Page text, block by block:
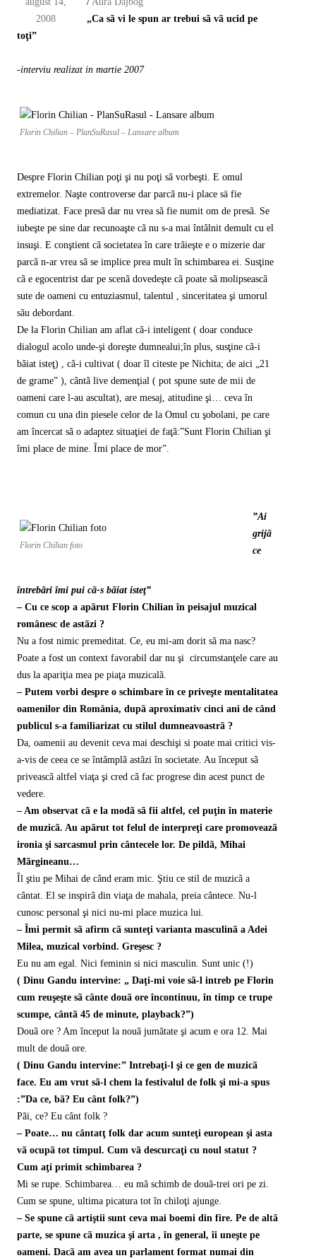
2008
„Ca sã vi le spun ar trebui sã vã ucid pe
toţi”
-interviu realizat in martie 2007
Florin Chilian – PlanSuRasul – Lansare album
Despre Florin Chilian poţi şi nu poţi sã vorbeşti. E omul
extremelor. Naşte controverse dar parcã nu-i place sä fie
mediatizat. Face presã dar nu vrea sã fie numit om de presã. Se
iubeşte pe sine dar recunoaşte cã nu s-a mai întâlnit demult cu el
insuşi. E conştient cã societatea în care trãieşte e o mizerie dar
parcã n-ar vrea sã se implice prea mult în schimbarea ei. Susţine
cã e egocentrist dar pe scenã dovedeşte cã poate sã molipseascã
sute de oameni cu entuziasmul, talentul , sinceritatea şi umorul
sãu debordant.
De la Florin Chilian am aflat cã-i inteligent ( doar conduce
dialogul acolo unde-şi doreşte dumnealui;în plus, susţine cã-i
bãiat isteţ) , cã-i cultivat ( doar îl citeste pe Nichita; de aici „21
de grame” ), cântã live demenţial ( pot spune sute de mii de
oameni care l-au ascultat), are mesaj, atitudine şi… ceva în
comun cu una din piesele celor de la Omul cu şobolani, pe care
am încercat sã o adaptez situaţiei de faţã:”Sunt Florin Chilian şi
îmi place de mine. Îmi place de mor”.
Florin Chilian foto
”Ai
grijã
ce
întrebãri îmi pui cã-s bãiat isteţ”
– Cu ce scop a apãrut Florin Chilian în peisajul muzical
românesc de astãzi ?
Nu a fost nimic premeditat. Ce, eu mi-am dorit sã ma nasc?
Poate a fost un context favorabil dar nu şi circumstanţele care au
dus la apariţia mea pe piaţa muzicalã.
– Putem vorbi despre o schimbare în ce priveşte mentalitatea
oamenilor din România, dupã aproximativ cinci ani de când
publicul s-a familiarizat cu stilul dumneavoastrã ?
Da, oamenii au devenit ceva mai deschişi si poate mai critici vis-
a-vis de ceea ce se întâmplã astãzi în societate. Au început sã
priveascã altfel viaţa şi cred cã fac progrese din acest punct de
vedere.
– Am observat cã e la modã sã fii altfel, cel puţin în materie
de muzicã. Au apãrut tot felul de interpreţi care promoveazã
ironia şi sarcasmul prin cântecele lor. De pildã, Mihai
Mãrgineanu…
Îl ştiu pe Mihai de când eram mic. Ştiu ce stil de muzicã a
cântat. El se inspirã din viaţa de mahala, preia cântece. Nu-l
cunosc personal şi nici nu-mi place muzica lui.
– Îmi permit sã afirm cã sunteţi varianta masculinã a Adei
Milea, muzical vorbind. Greşesc ?
Eu nu am egal. Nici feminin si nici masculin. Sunt unic (!)
( Dinu Gandu intervine: „ Daţi-mi voie sã-l intreb pe Florin
cum reuşeşte sã cânte douã ore încontinuu, în timp ce trupe
scumpe, cântã 45 de minute, playback?”)
Douã ore ? Am început la nouã jumătate şi acum e ora 12. Mai
mult de douã ore.
( Dinu Gandu intervine:” Intrebaţi-l şi ce gen de muzicã
face. Eu am vrut sã-l chem la festivalul de folk şi mi-a spus
:”Da ce, bã? Eu cânt folk?”)
Pãi, ce? Eu cânt folk ?
– Poate… nu cântatţ folk dar acum sunteţi european şi asta
vã ocupã tot timpul. Cum vã descurcaţi cu noul statut ?
Cum aţi primit schimbarea ?
Mi se rupe. Schimbarea… eu mã schimb de douã-trei ori pe zi.
Cum se spune, ultima picatura tot în chiloţi ajunge.
– Se spune cã artiştii sunt ceva mai boemi din fire. Pe de altã
parte, se spune cã muzica şi arta , în general, îi uneşte pe
oameni. Dacã am avea un parlament format numai din